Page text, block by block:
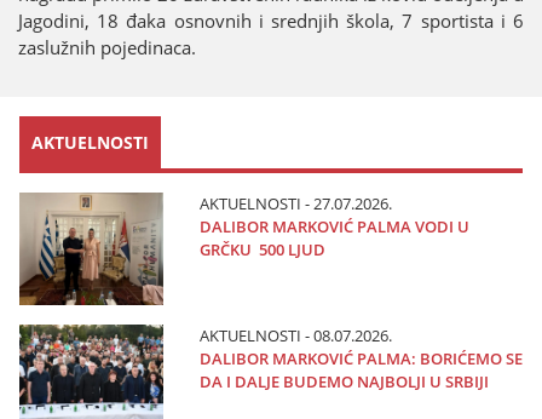
Јagodini, 18 đaka osnovnih i srednjih škola, 7 sportista i 6
zaslužnih poјedinaca.
AKTUELNOSTI
AKTUELNOSTI - 27.07.2026.
DALIBOR MARKOVIĆ PALMA VODI U
GRČKU 500 LJUD
AKTUELNOSTI - 08.07.2026.
DALIBOR MARKOVIĆ PALMA: BORIĆEMO SE
DA I DALJE BUDEMO NAJBOLJI U SRBIJI